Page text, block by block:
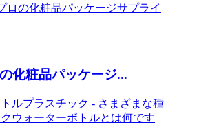
化粧品パッケージ...